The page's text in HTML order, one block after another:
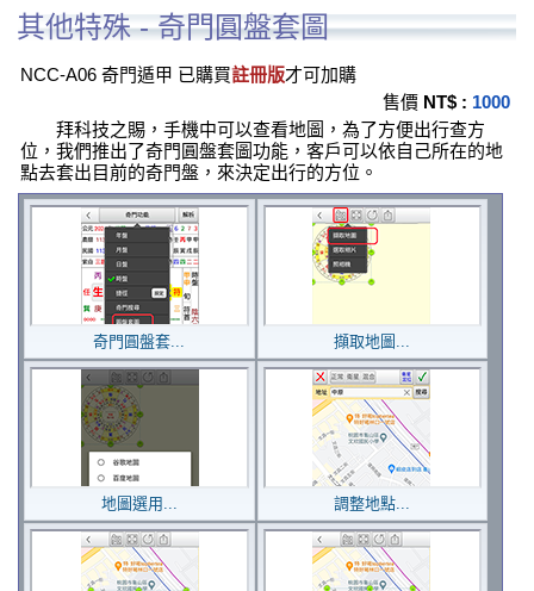
其他特殊 - 奇門圓盤套圖
NCC-A06 奇門遁甲 已購買註冊版才可加購
售價 NT$ : 1000
拜科技之賜，手機中可以查看地圖，為了方便出行查方
位，我們推出了奇門圓盤套圖功能，客戶可以依自己所在的地
點去套出目前的奇門盤，來決定出行的方位。
奇門圓盤套... 擷取地圖...
地圖選用... 調整地點...